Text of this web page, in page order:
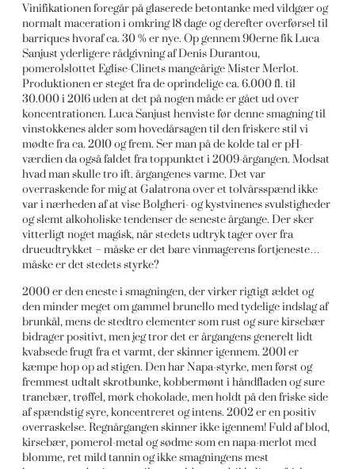
Vinifikationen foregår på glaserede betontanke med vildgær og
normalt maceration i omkring 18 dage og derefter overførsel til
barriques hvoraf ca. 30 % er nye. Op gennem 90erne fik Luca
Sanjust yderligere rådgivning af Denis Durantou,
pomerolslottet Eglise-Clinets mangeårige Mister Merlot.
Produktionen er steget fra de oprindelige ca. 6.000 fl. til
30.000 i 2016 uden at det på nogen måde er gået ud over
koncentrationen. Luca Sanjust henviste før denne smagning til
vinstokkenes alder som hovedårsagen til den friskere stil vi
mødte fra ca. 2010 og frem. Ser man på de kolde tal er pH-
værdien da også faldet fra toppunktet i 2009-årgangen. Modsat
hvad man skulle tro ift. årgangenes varme. Det var
overraskende for mig at Galatrona over et tolvårsspænd ikke
var i nærheden af at vise Bolgheri- og kystvinenes svulstigheder
og slemt alkoholiske tendenser de seneste årgange. Der sker
vitterligt noget magisk, når stedets udtryk tager over fra
drueudtrykket – måske er det bare vinmagerens fortjeneste…
måske er det stedets styrke?
2000 er den eneste i smagningen, der virker rigtigt ældet og
den minder meget om gammel brunello med tydelige indslag af
brunkål, mens de stedtro elementer som rust og sure kirsebær
bidrager positivt, men jeg tror det er årgangens generelt lidt
kvabsede frugt fra et varmt, der skinner igennem. 2001 er
kæmpe hop op ad stigen. Den har Napa-styrke, men først og
fremmest udtalt skrotbunke, kobbermønt i håndfladen og sure
tranebær, trøffel, mørk chokolade, men holdt på den friske side
af spændstig syre, koncentreret og intens. 2002 er en positiv
overraskelse. Regnårgangen skinner ikke igennem! Fuld af blod,
kirsebær, pomerol-metal og sødme som en napa-merlot med
blomme, ret mild tannin og ikke smagningens mest